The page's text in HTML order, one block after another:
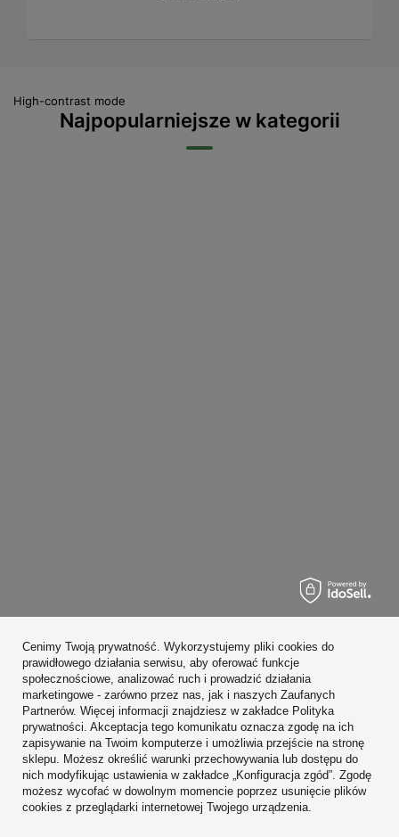
High-contrast mode
Najpopularniejsze w kategorii
Konto
Regulaminy
Zobacz również
W sklepie prezentujemy ceny brutto (z VAT).
Cenimy Twoją prywatność. Wykorzystujemy pliki cookies do
prawidłowego działania serwisu, aby oferować funkcje
społecznościowe, analizować ruch i prowadzić działania
marketingowe - zarówno przez nas, jak i naszych Zaufanych
Partnerów. Więcej informacji znajdziesz w zakładce Polityka
prywatności. Akceptacja tego komunikatu oznacza zgodę na ich
zapisywanie na Twoim komputerze i umożliwia przejście na stronę
sklepu. Możesz określić warunki przechowywania lub dostępu do
nich modyfikując ustawienia w zakładce „Konfiguracja zgód”. Zgodę
możesz wycofać w dowolnym momencie poprzez usunięcie plików
cookies z przeglądarki internetowej Twojego urządzenia.